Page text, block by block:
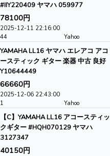
#IIY220409 ヤマハ 059977
78100円
2025-12-11 22:16:00
44
Yahoo
YAMAHA LL16 ヤマハ エレアコ アコ
ースティック ギター 楽器 中古 良好
Y10644449
66660円
2025-12-06 22:43:00
1
Yahoo
【C】YAMAHA LL16 アコースティッ
クギター #HQH070129 ヤマハ
3127347
40150円